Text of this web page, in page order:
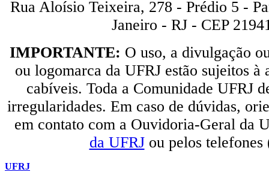
Rua Aloísio Teixeira, 278 - Prédio 5 -
Janeiro - RJ - CEP
IMPORTANTE: O uso, a divulgação
ou logomarca da UFRJ estão sujeitos
cabíveis. Toda a Comunidade UFRJ
irregularidades. Em caso de dúvidas,
em contato com a Ouvidoria-Geral da
da UFRJou pelos telefones
UFRJ